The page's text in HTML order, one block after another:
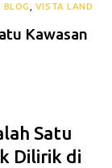
BLOG
VISTA LAND
Kawasan
Satu
Dilirik di